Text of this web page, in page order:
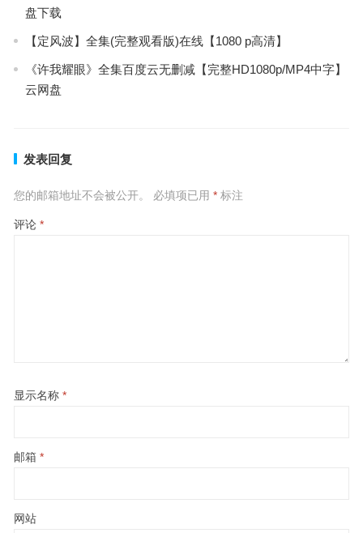
盘下载
【定风波】全集(完整观看版)在线【1080 p高清】
《许我耀眼》全集百度云无删减【完整HD1080p/MP4中字】
云网盘
发表回复
您的邮箱地址不会被公开。 必填项已用 *标注
评论 *
显示名称 *
邮箱 *
网站